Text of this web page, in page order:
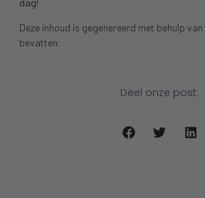
Deze inhoud is gegenereerd met behulp van
bevatten.
Deel onze post: